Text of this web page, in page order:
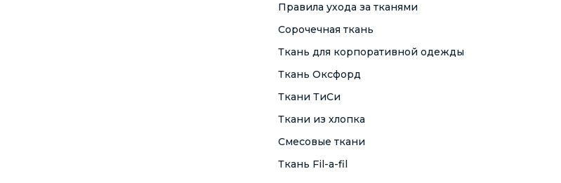
Правила ухода за тканями
Сорочечная ткань
Ткань для корпоративной одежды
Ткань Оксфорд
Ткани ТиСи
Ткани из хлопка
Смесовые ткани
Ткань Fil-a-fil